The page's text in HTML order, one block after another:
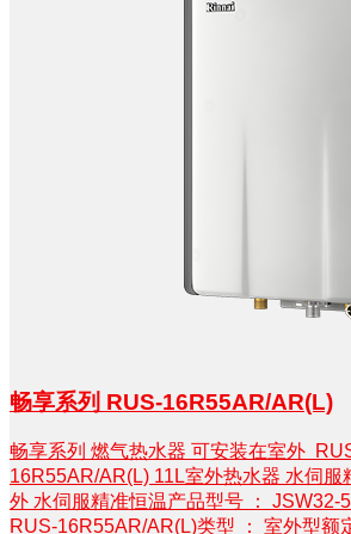
畅享系列 RUS-16R55AR/AR(L)
畅享系列 燃气热水器 可安装在室外
16R55AR/AR(L) 11L室外热水器 水伺服
外 水伺服精准恒温产品型号 ： JSW32-
RUS-16R55AR/AR(L)类型 ： 室外型额